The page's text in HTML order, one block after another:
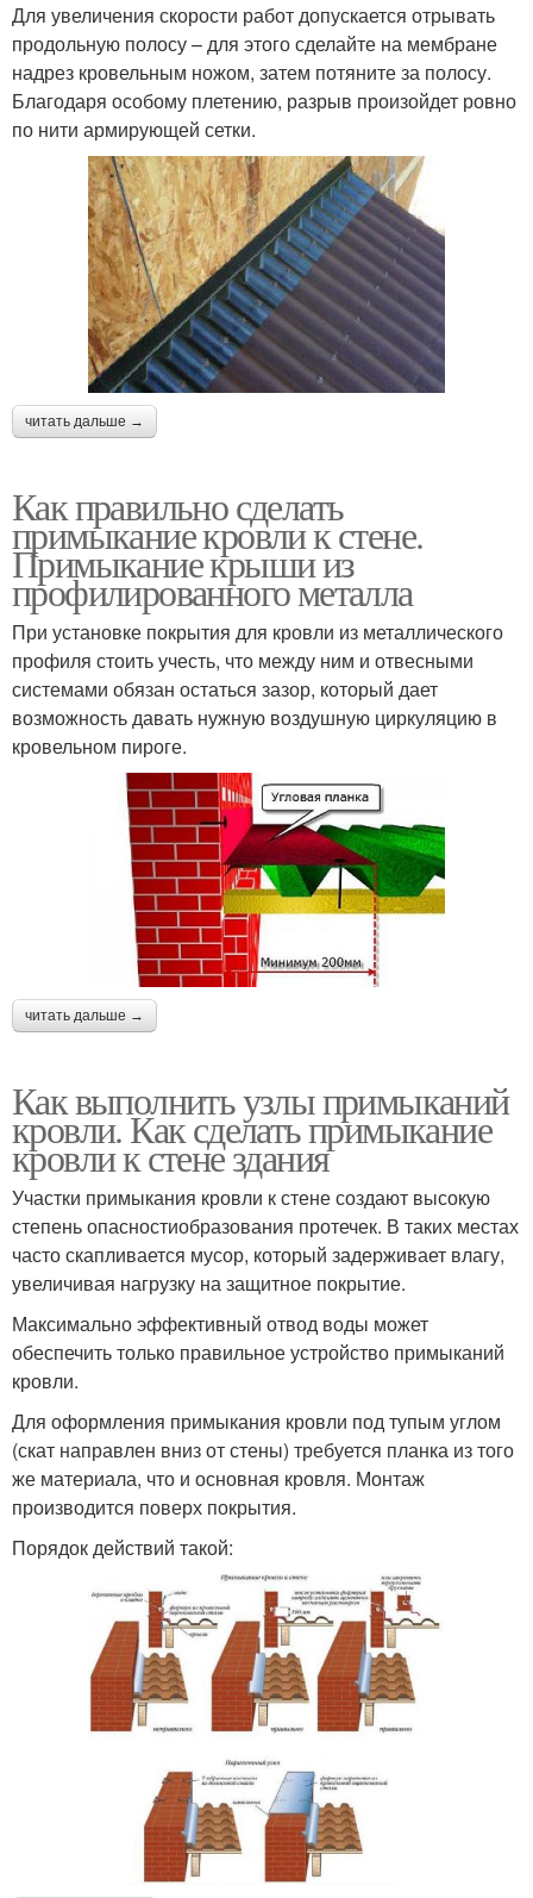
Для увеличения скорости работ допускается отрывать
продольную полосу – для этого сделайте на мембране
надрез кровельным ножом, затем потяните за полосу.
Благодаря особому плетению, разрыв произойдет ровно
по нити армирующей сетки.
читать дальше →
Как правильно сделать
примыкание кровли к стене.
Примыкание крыши из
профилированного металла
При установке покрытия для кровли из металлического
профиля стоить учесть, что между ним и отвесными
системами обязан остаться зазор, который дает
возможность давать нужную воздушную циркуляцию в
кровельном пироге.
читать дальше →
Как выполнить узлы примыканий
кровли. Как сделать примыкание
кровли к стене здания
Участки примыкания кровли к стене создают высокую
степень опасностиобразования протечек. В таких местах
часто скапливается мусор, который задерживает влагу,
увеличивая нагрузку на защитное покрытие.
Максимально эффективный отвод воды может
обеспечить только правильное устройство примыканий
кровли.
Для оформления примыкания кровли под тупым углом
(скат направлен вниз от стены) требуется планка из того
же материала, что и основная кровля. Монтаж
производится поверх покрытия.
Порядок действий такой: